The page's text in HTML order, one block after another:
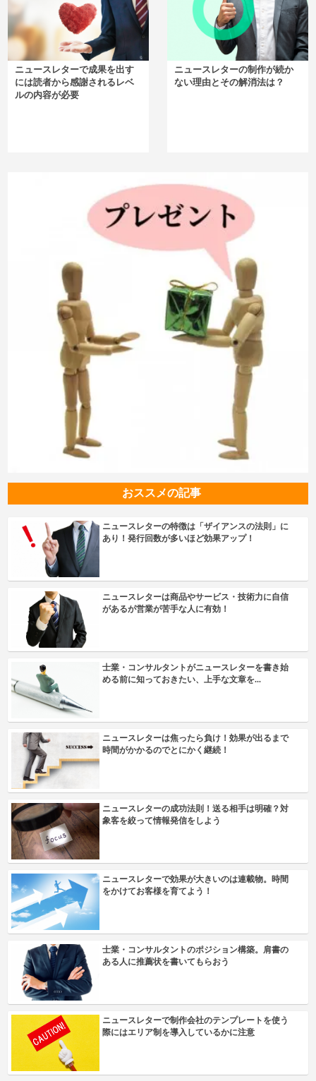
ニュースレターで成果を出す
には読者から感謝されるレベ
ルの内容が必要
ニュースレターの制作が続か
ない理由とその解消法は？
おススメの記事
ニュースレターの特徴は「ザイアンスの法則」に
あり！発行回数が多いほど効果アップ！
ニュースレターは商品やサービス・技術力に自信
があるが営業が苦手な人に有効！
士業・コンサルタントがニュースレターを書き始
める前に知っておきたい、上手な文章を...
ニュースレターは焦ったら負け！効果が出るまで
時間がかかるのでとにかく継続！
ニュースレターの成功法則！送る相手は明確？対
象客を絞って情報発信をしよう
ニュースレターで効果が大きいのは連載物。時間
をかけてお客様を育てよう！
士業・コンサルタントのポジション構築。肩書の
ある人に推薦状を書いてもらおう
ニュースレターで制作会社のテンプレートを使う
際にはエリア制を導入しているかに注意